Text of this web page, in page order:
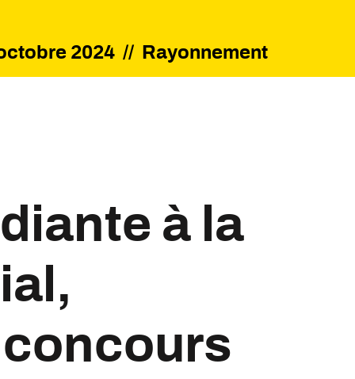
2024 // Rayonnement
à la